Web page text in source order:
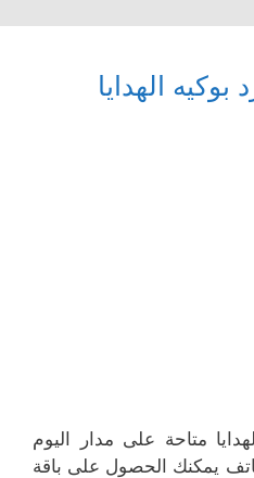
الهدايا
متاحة على مدار اليوم
يمكنك الحصول على باقة